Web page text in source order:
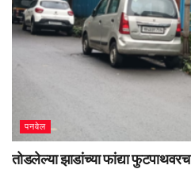
पनवेल
तोडलेल्या झाडांच्या फांद्या फुटपाथवरच